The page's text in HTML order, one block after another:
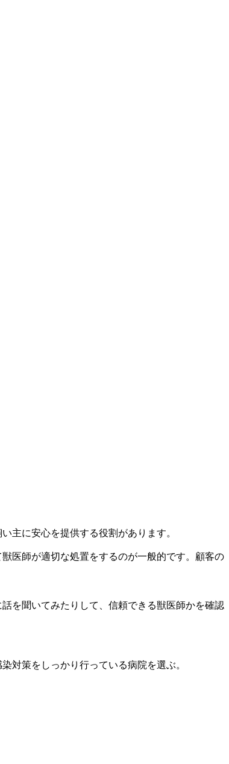
主に安心を提供する役割があります。
医師が適切な処置をするのが一般的です。顧客の
を聞いてみたりして、信頼できる獣医師かを確認
対策をしっかり行っている病院を選ぶ。